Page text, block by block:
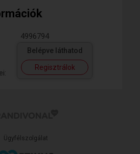
4996794
Belépve láthatod
Regisztrálok
Ügyfélszolgálat